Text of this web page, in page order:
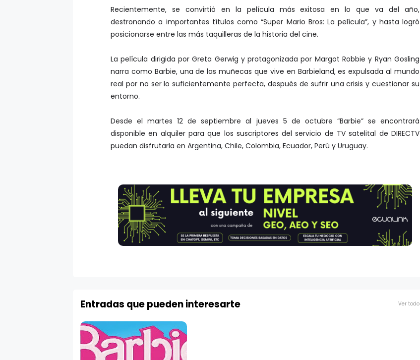
Recientemente, se convirtió en la película más exitosa en lo que va del año,
destronando a importantes títulos como “Super Mario Bros: La película”, y hasta logró
posicionarse entre las más taquilleras de la historia del cine.
La película dirigida por Greta Gerwig y protagonizada por Margot Robbie y Ryan Gosling
narra como Barbie, una de las muñecas que vive en Barbieland, es expulsada al mundo
real por no ser lo suficientemente perfecta, después de sufrir una crisis y cuestionar su
entorno.
Desde el martes 12 de septiembre al jueves 5 de octubre “Barbie” se encontrará
disponible en alquiler para que los suscriptores del servicio de TV satelital de DIRECTV
puedan disfrutarla en Argentina, Chile, Colombia, Ecuador, Perú y Uruguay.
Entradas que pueden interesarte Ver todo